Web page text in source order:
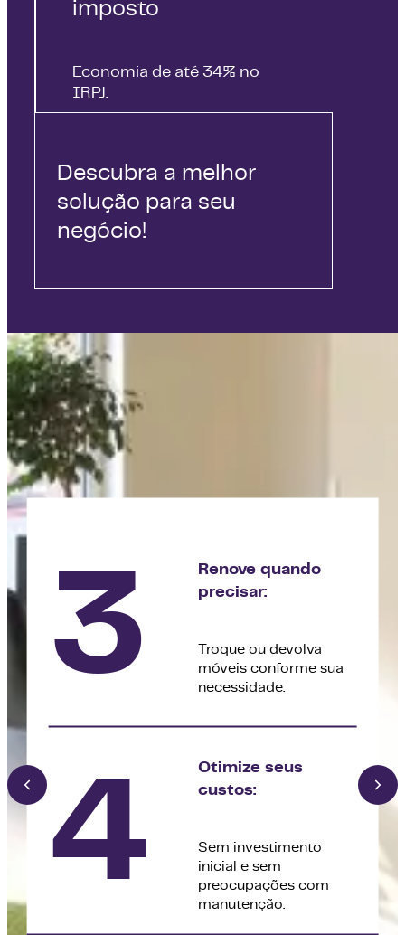
imposto
Economia de até 34% no
IRPJ.
Descubra a melhor
solução para seu
negócio!
3
Renove quando
precisar:
Troque ou devolva
móveis conforme sua
necessidade.
4
Otimize seus
custos:
Sem investimento
inicial e sem
preocupações com
manutenção.